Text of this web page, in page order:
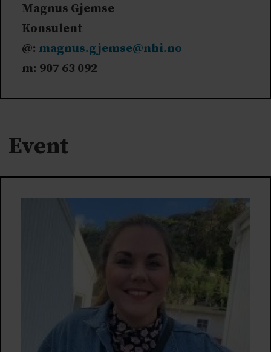
Magnus Gjemse
Konsulent
@: magnus.gjemse@nhi.no
m: 907 63 092
Event